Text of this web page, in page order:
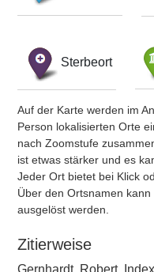
Sterbeort
Auf der Karte werden im
Person lokalisierten Orte
nach Zoomstufe
ist etwas stärker und es
Jeder Ort bietet bei Klick
Über den Ortsnamen
ausgelöst werden.
Zitierweise
Gernhardt, Robert,